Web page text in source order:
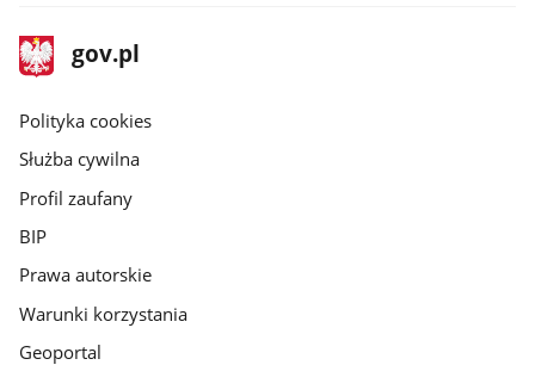
stopka
gov.pl
Strona
gov.pl
gov.pl
Polityka cookies
Służba cywilna
Profil zaufany
BIP
Prawa autorskie
Warunki korzystania
Geoportal